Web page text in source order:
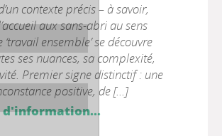
contexte précis – à savoir,
aux sans-abri au sens
ensemble’ se découvre
ses nuances, sa complexité,
Premier signe distinctif : une
positive, de [...]
d'information...